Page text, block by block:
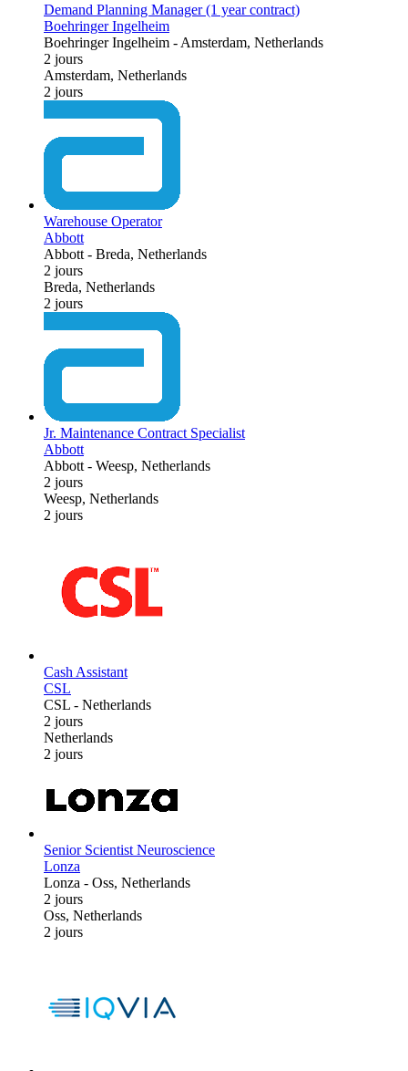
Demand Planning Manager (1 year contract)
Boehringer Ingelheim
Boehringer Ingelheim - Amsterdam, Netherlands
2 jours
Amsterdam, Netherlands
2 jours
Warehouse Operator
Abbott
Abbott - Breda, Netherlands
2 jours
Breda, Netherlands
2 jours
Jr. Maintenance Contract Specialist
Abbott
Abbott - Weesp, Netherlands
2 jours
Weesp, Netherlands
2 jours
Cash Assistant
CSL
CSL - Netherlands
2 jours
Netherlands
2 jours
Senior Scientist Neuroscience
Lonza
Lonza - Oss, Netherlands
2 jours
Oss, Netherlands
2 jours